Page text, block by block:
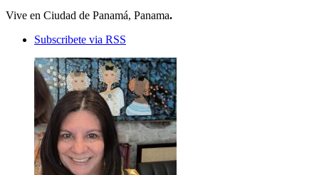
Vive en Ciudad de Panamá, Panama.
Subscribete via RSS